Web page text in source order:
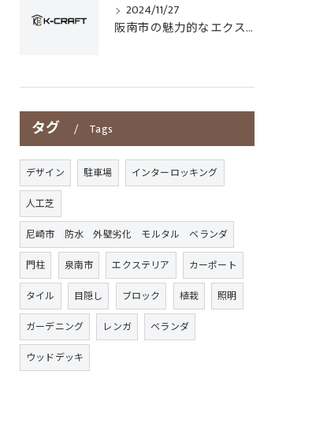
2024/11/27
阪南市の魅力的なエクステリアデザイン
タグ Tags
デザイン 駐車場
インターロッキング
人工芝
尼崎市 防水 外壁劣化 モルタル ベランダ
門柱
泉南市 エクステリア
カーポート
タイル
目隠し ブロック 植栽
照明
ガーデニング
レンガ
ベランダ
ウッドデッキ